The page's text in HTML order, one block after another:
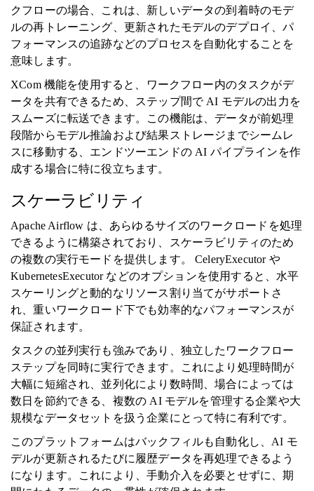
クフローの場合、これは、新しいデータの到着時のモデ
ルの再トレーニング、更新されたモデルのデプロイ、パ
フォーマンスの追跡などのプロセスを自動化することを
意味します。
XCom 機能を使用すると、ワークフロー内のタスクがデ
ータを共有できるため、ステップ間で AI モデルの出力を
スムーズに転送できます。この機能は、データが前処理
段階からモデル推論および結果ストレージまでシームレ
スに移動する、エンドツーエンドの AI パイプラインを作
成する場合に特に役立ちます。
スケーラビリティ
Apache Airflow は、あらゆるサイズのワークロードを処理
できるように構築されており、スケーラビリティのため
の複数の実行モードを提供します。 CeleryExecutor や
KubernetesExecutor などのオプションを使用すると、水平
スケーリングと動的なリソース割り当てがサポートさ
れ、重いワークロード下でも効率的なパフォーマンスが
保証されます。
タスクの並列実行も強みであり、独立したワークフロー
ステップを同時に実行できます。これにより処理時間が
大幅に短縮され、並列化により数時間、場合によっては
数日を節約できる、複数の AI モデルを管理する企業や大
規模なデータセットを扱う企業にとって特に有利です。
このプラットフォームはバックフィルも自動化し、AI モ
デルが更新されるたびに履歴データを再処理できるよう
になります。これにより、手動介入を必要とせずに、期